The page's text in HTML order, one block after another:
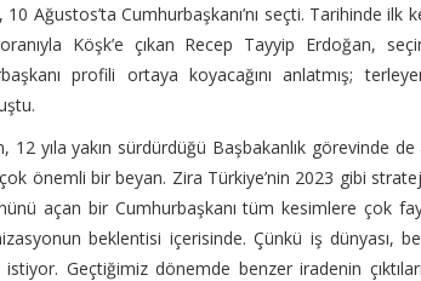
10 Ağustos’ta Cumhurbaşkanı’nı seçti. Tarihinde ilk
Köşk’e çıkan Recep Tayyip Erdoğan,
profili ortaya koyacağını anlatmış;
12 yıla yakın sürdürdüğü Başbakanlık görevinde
çok önemli bir beyan. Zira Türkiye’nin 2023 gibi
açan bir Cumhurbaşkanı tüm kesimlere çok
beklentisi içerisinde. Çünkü iş dünyası,
Geçtiğimiz dönemde benzer iradenin